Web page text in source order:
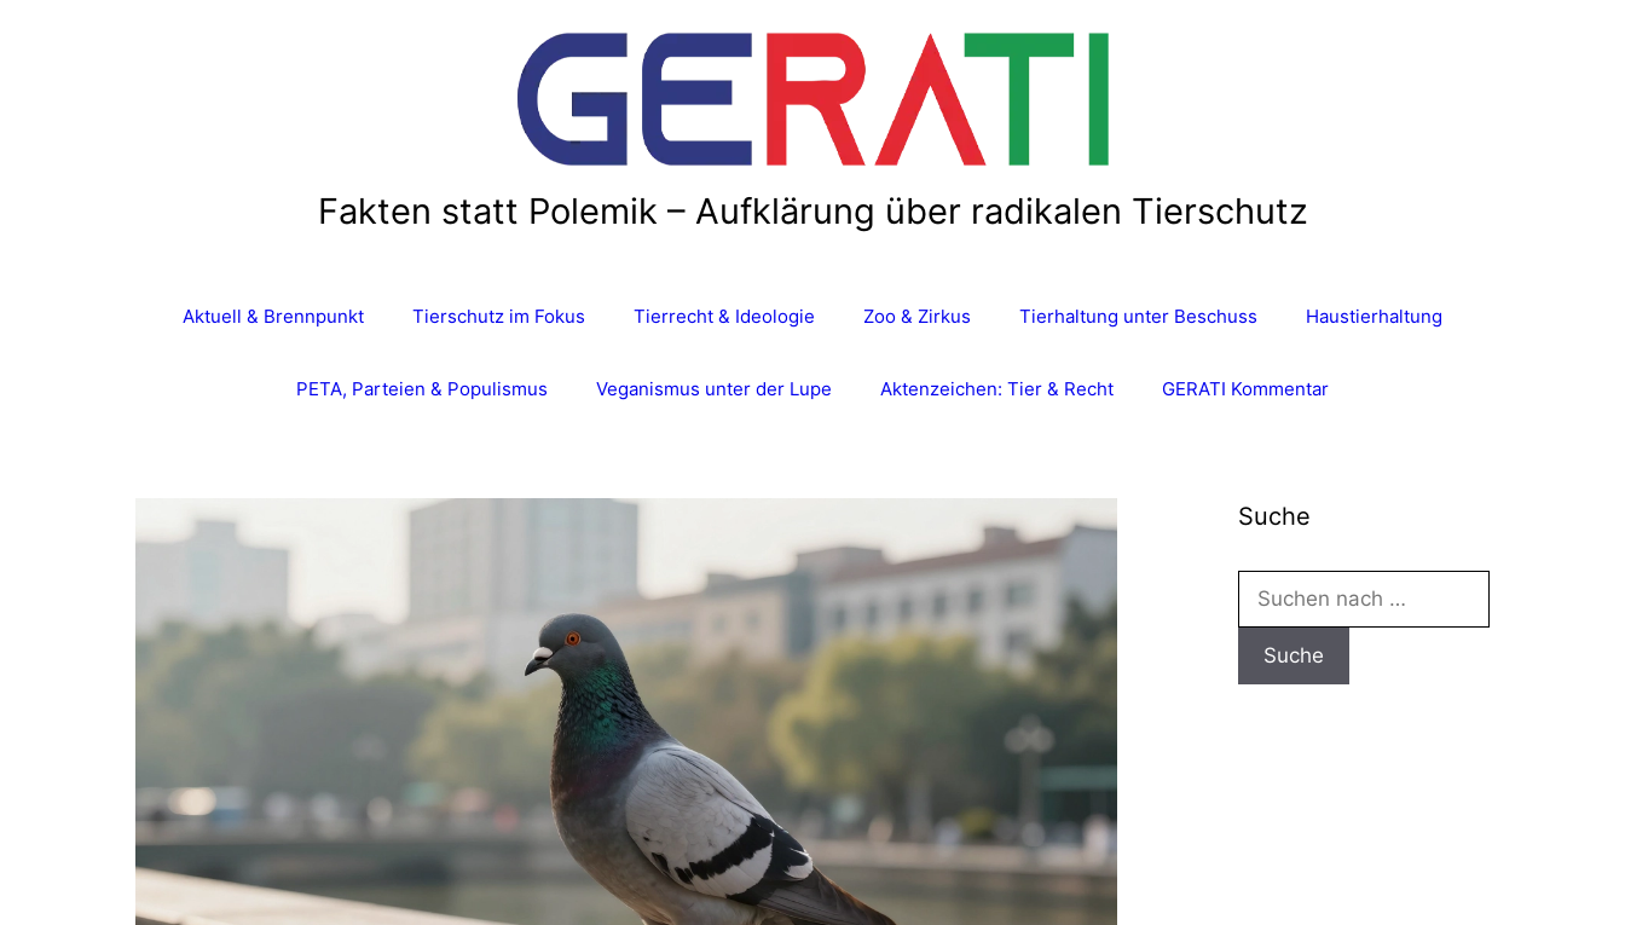
Fakten statt Polemik – Aufklärung über radikalen Tierschutz
Aktuell & Brennpunkt Tierschutz im Fokus Tierrecht & Ideologie Zoo & Zirkus Tierhaltung unter Beschuss Haustierhaltung
PETA, Parteien & Populismus Veganismus unter der Lupe Aktenzeichen: Tier & Recht GERATI Kommentar
Suche
Suchen
nach: